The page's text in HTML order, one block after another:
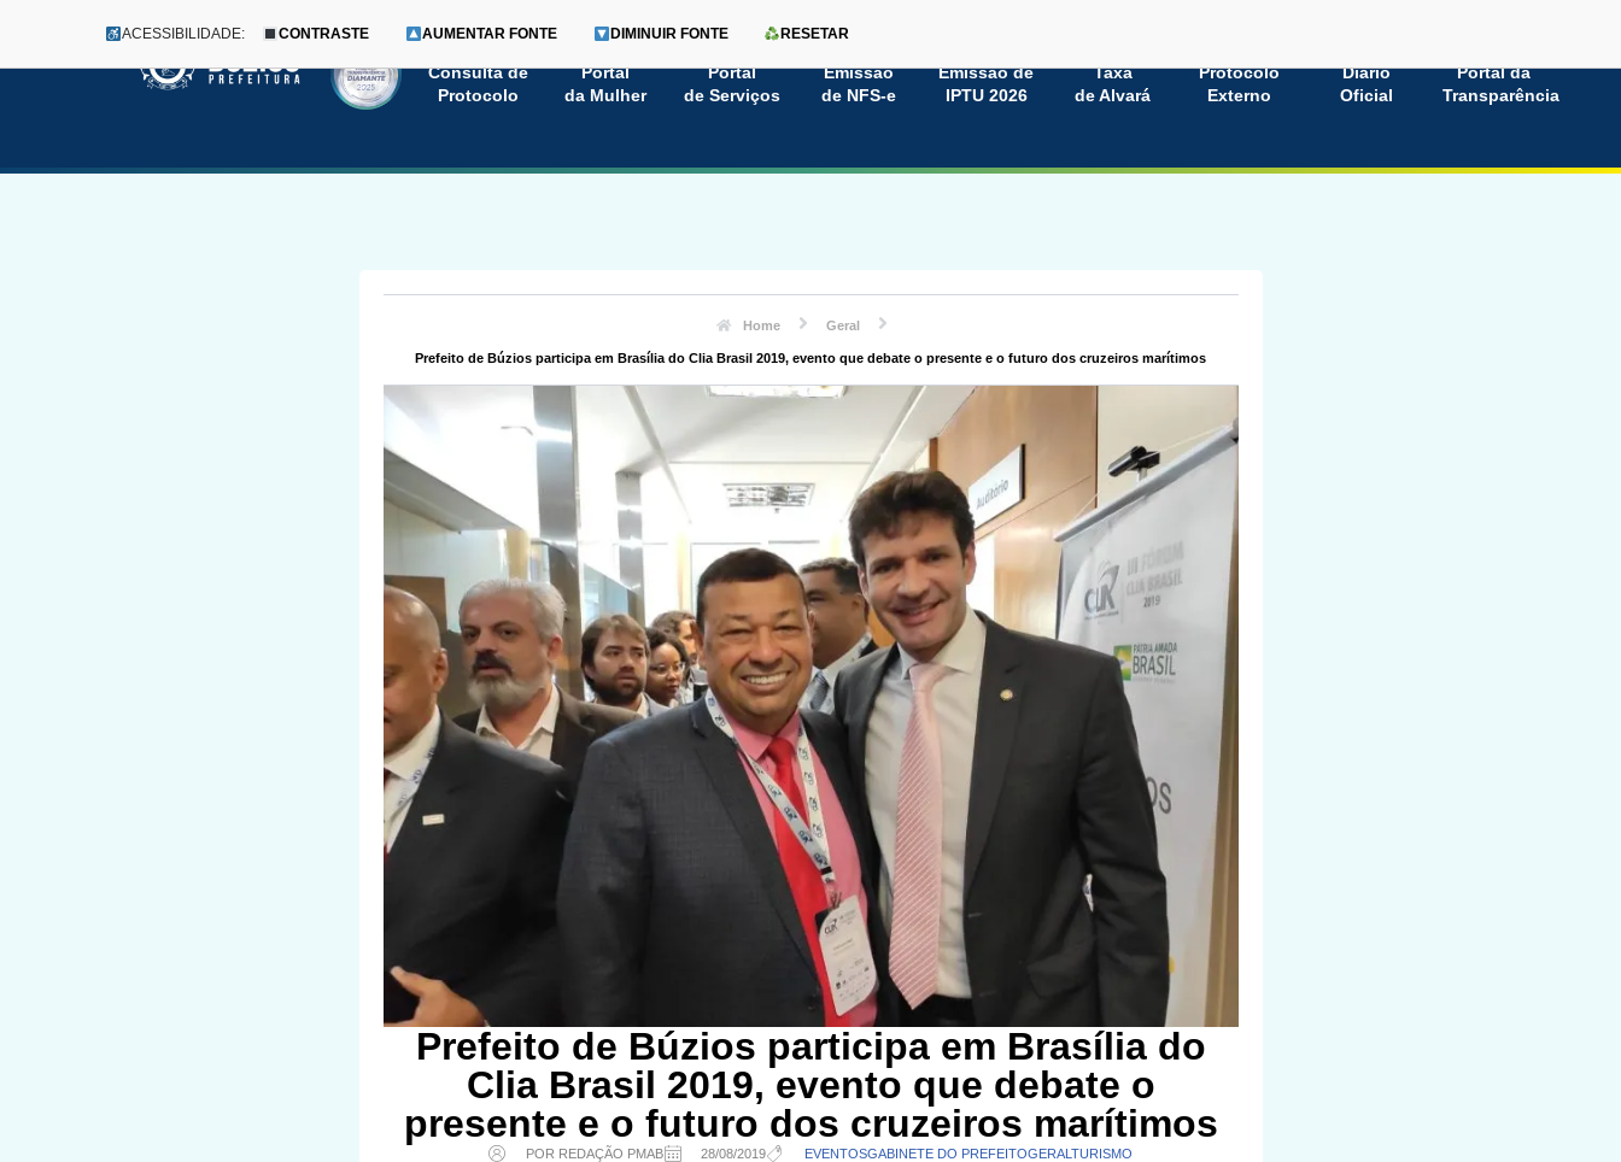
Pular
conteúdo
Menu
Consulta de
Protocolo
Portal
da Mulher
Portal
de Serviços
Emissão
de NFS-e
Emissão de
IPTU 2026
Taxa
de Alvará
Protocolo
Externo
Diário
Oficial
Portal da
Transparência
ACESSIBILIDADE: CONTRASTE AUMENTAR FONTE DIMINUIR FONTE RESETAR
Home Geral
Prefeito de Búzios participa em Brasília do Clia Brasil 2019, evento que debate o presente e o futuro dos cruzeiros marítimos
Prefeito de Búzios participa em Brasília do
Clia Brasil 2019, evento que debate o
presente e o futuro dos cruzeiros marítimos
POR REDAÇÃO PMAB 28/08/2019 EVENTOSGABINETE DO PREFEITOGERAL TURISMO